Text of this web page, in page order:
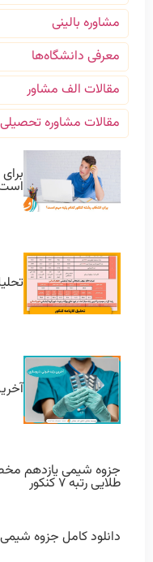
مشاوره بالینی
معرفی دانشگاه‌ها
مقالات الف مشاور
مقالات مشاوره تحصیلی
جزوه شیمی یازدهم
طلایی رتبه ۷ کنکور
دانلود کامل جزوه